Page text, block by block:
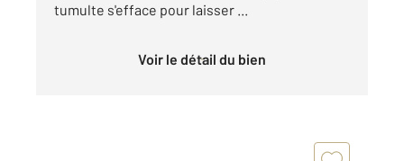
tumulte s'efface pour laisser ...
Voir le détail du bien